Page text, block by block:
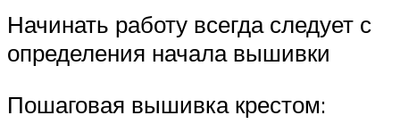
Начинать работу всегда следует с
определения начала вышивки
Пошаговая вышивка крестом: